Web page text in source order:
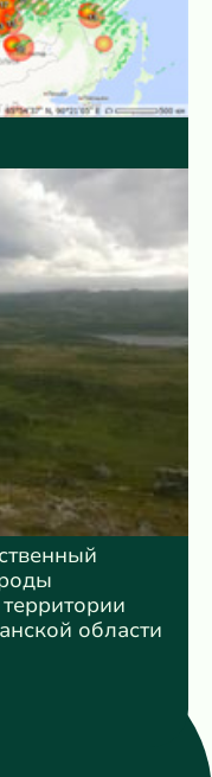
области